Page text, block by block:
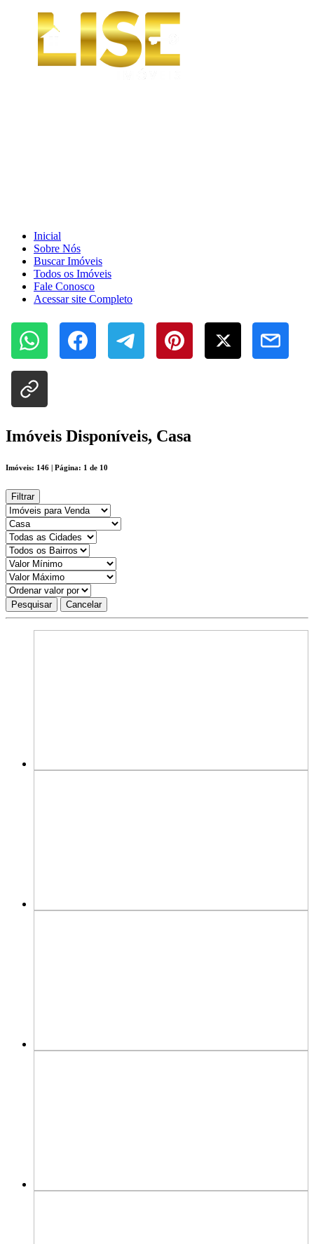
Inicial
Sobre Nós
Buscar Imóveis
Todos os Imóveis
Fale Conosco
Acessar site Completo
Imóveis Disponíveis, Casa
Imóveis: 146 | Página: 1 de 10
Filtrar
Pesquisar Cancelar